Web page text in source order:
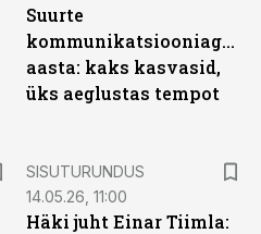
Suurte
aasta: kaks kasvasid,
üks aeglustas tempot
SISUTURUNDUS
14.05.26, 11:00
Häki juht Einar Tiimla: